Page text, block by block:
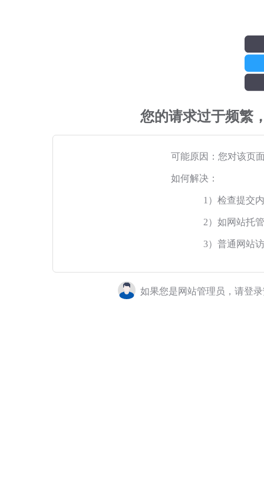
您的请求过于频繁
可能原因：您对该页
如何解决：
1）检查提交
2）如网站托
3）普通网站
如果您是网站管理员，请登